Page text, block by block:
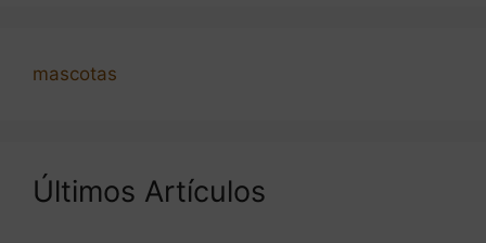
mascotas
Últimos Artículos